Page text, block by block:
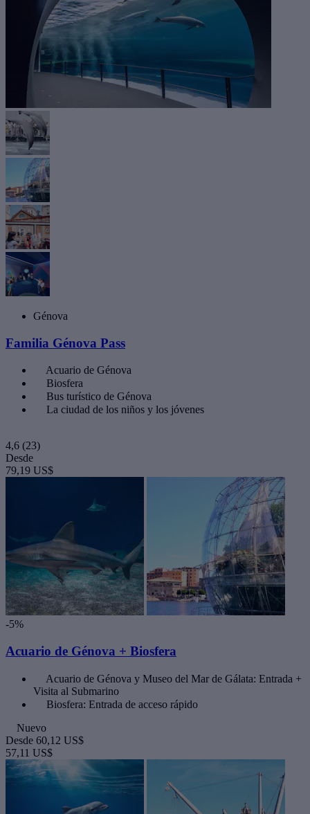
Génova
Familia Génova Pass
Acuario de Génova
Biosfera
Bus turístico de Génova
La ciudad de los niños y los jóvenes
4,6 (23)
Desde
79,19 US$
-5%
Acuario de Génova + Biosfera
Acuario de Génova y Museo del Mar de Gálata: Entrada +
Visita al Submarino
Biosfera: Entrada de acceso rápido
Nuevo
Desde 60,12 US$
57,11 US$